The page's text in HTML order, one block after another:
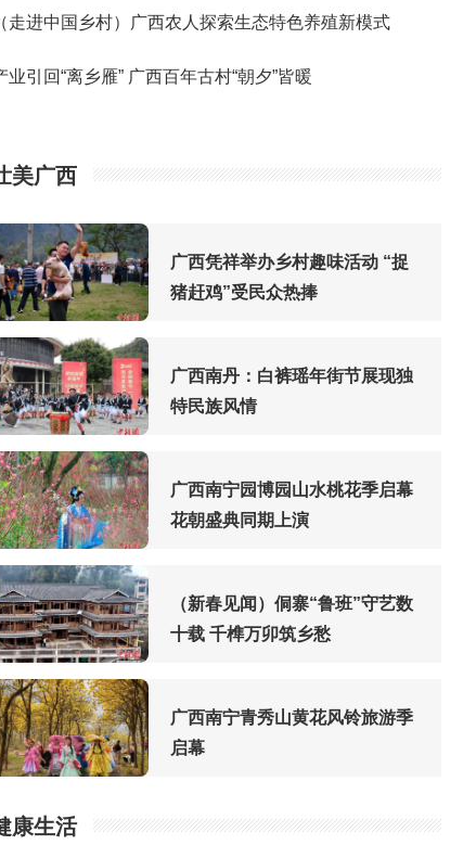
（走进中国乡村）广西农人探索生态特色养殖新模式
业引回“离乡雁” 广西百年古村“朝夕”皆暖
美广西
广西凭祥举办乡村趣味活动 “捉
猪赶鸡”受民众热捧
广西南丹：白裤瑶年街节展现独
特民族风情
广西南宁园博园山水桃花季启幕
花朝盛典同期上演
（新春见闻）侗寨“鲁班”守艺数
十载 千榫万卯筑乡愁
广西南宁青秀山黄花风铃旅游季
启幕
康生活